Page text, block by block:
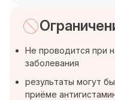
Не проводится при
заболевания
результаты могут
приёме